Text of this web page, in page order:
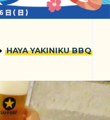
HAYA YAKINIKU BBQ